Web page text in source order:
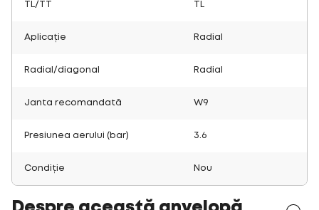
TL/TT
Aplicație Radial
Radial/diagonal Radial
Janta recomandată W9
Presiunea aerului (bar) 3.6
Condiție Nou